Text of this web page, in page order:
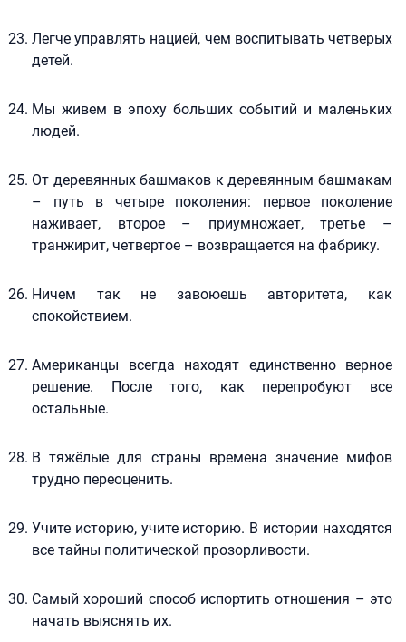
Легче управлять нацией, чем воспитывать четверых
детей.
Мы живем в эпоху больших событий и маленьких
людей.
От деревянных башмаков к деревянным башмакам
– путь в четыре поколения: первое поколение
наживает, второе – приумножает, третье –
транжирит, четвертое – возвращается на фабрику.
Ничем так не завоюешь авторитета, как
спокойствием.
Американцы всегда находят единственно верное
решение. После того, как перепробуют все
остальные.
В тяжёлые для страны времена значение мифов
трудно переоценить.
Учите историю, учите историю. В истории находятся
все тайны политической прозорливости.
Самый хороший способ испортить отношения – это
начать выяснять их.